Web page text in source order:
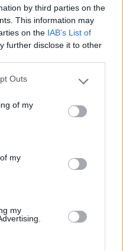
by third parties on the
This information may
on the IAB’s List of
further disclose it to other
one or more Google
You may click to
its third-party tags to
in below Google
Outs
of my
my
my
01/09/2017 10:09
nulla di
Cordiali con noi